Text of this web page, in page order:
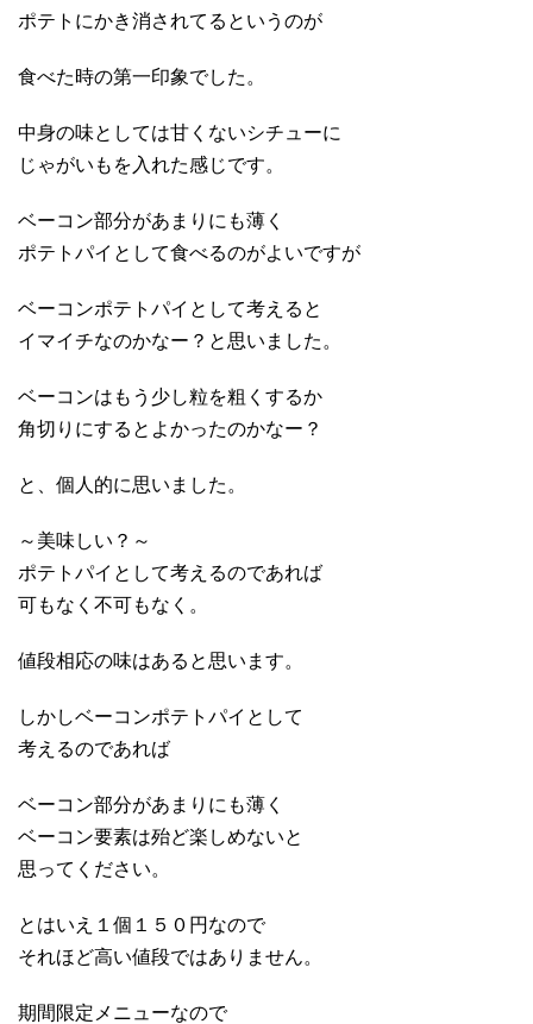
ポテトにかき消されてるというのが
食べた時の第一印象でした。
中身の味としては甘くないシチューに
じゃがいもを入れた感じです。
ベーコン部分があまりにも薄く
ポテトパイとして食べるのがよいですが
ベーコンポテトパイとして考えると
イマイチなのかなー？と思いました。
ベーコンはもう少し粒を粗くするか
角切りにするとよかったのかなー？
と、個人的に思いました。
～美味しい？～
ポテトパイとして考えるのであれば
可もなく不可もなく。
値段相応の味はあると思います。
しかしベーコンポテトパイとして
考えるのであれば
ベーコン部分があまりにも薄く
ベーコン要素は殆ど楽しめないと
思ってください。
とはいえ１個１５０円なので
それほど高い値段ではありません。
期間限定メニューなので